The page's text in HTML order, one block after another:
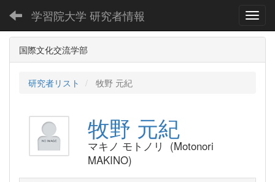
学習院大学 研究者情報
国際文化交流学部
研究者リスト 牧野 元紀
牧野 元紀
マキノ モトノリ (Motonori
MAKINO)